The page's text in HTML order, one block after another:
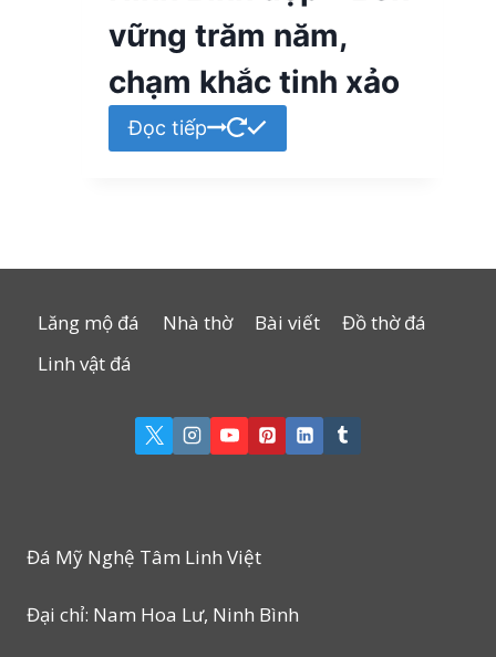
vững trăm năm,
chạm khắc tinh xảo
Đọc tiếp
Lăng mộ đá Nhà thờ Bài viết
Đồ thờ đá
Linh vật đá
Đá Mỹ Nghệ Tâm Linh Việt
Đại chỉ: Nam Hoa Lư, Ninh Bình